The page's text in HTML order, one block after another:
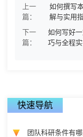
上一
篇：
如何撰写
解与实用
下一
篇：
如何写好
巧与全程
快速导航
团队科研条件有